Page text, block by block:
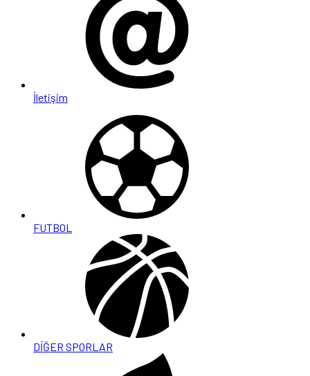
İletişim
FUTBOL
DİĞER SPORLAR